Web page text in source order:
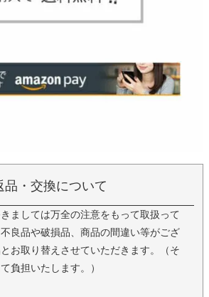
品・交換について
ましては万全の注意をもって取扱って
良品や破損品、商品の間違い等がござ
お取り替えさせていただきます。（そ
負担いたします。）